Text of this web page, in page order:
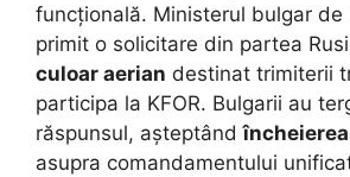
funcțională. Ministerul bulgar de
primit o solicitare din partea
culoar aerian destinat trimiterii
participa la KFOR. Bulgarii au
răspunsul, așteptând
asupra comandamentului